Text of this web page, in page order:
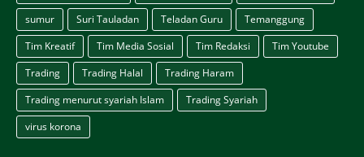
sumur
Suri Tauladan Teladan Guru
Temanggung
Tim Kreatif
Tim Media Sosial Tim Redaksi
Tim Youtube
Trading
Trading Halal
Trading Haram
Trading menurut syariah Islam
Trading Syariah
virus korona